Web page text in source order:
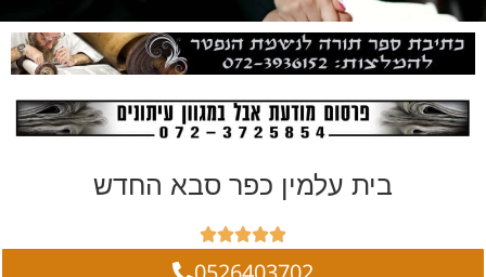
בית עלמין כפר סבא החדש




